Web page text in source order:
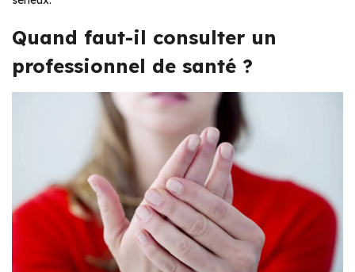
Quand faut-il consulter un
professionnel de santé ?